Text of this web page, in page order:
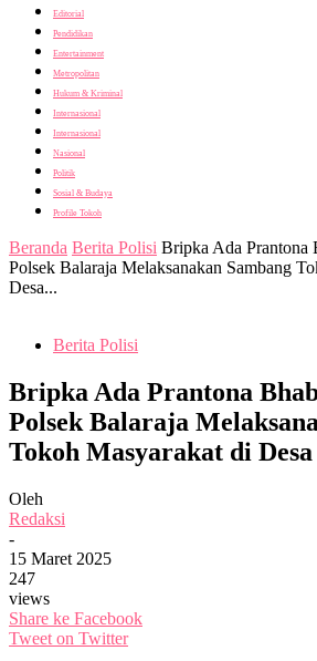
Editorial
Pendidikan
Entertainment
Metropolitan
Hukum & Kriminal
Internasional
Internasional
Nasional
Politik
Sosial & Budaya
Profile Tokoh
Beranda Berita Polisi Bripka Ada Prantona
Polsek Balaraja Melaksanakan Sambang
Desa...
Berita Polisi
Bripka Ada Prantona
Polsek Balaraja
Tokoh Masyarakat di
Oleh
Redaksi
-
15 Maret 2025
247
views
Share ke Facebook
Tweet on Twitter